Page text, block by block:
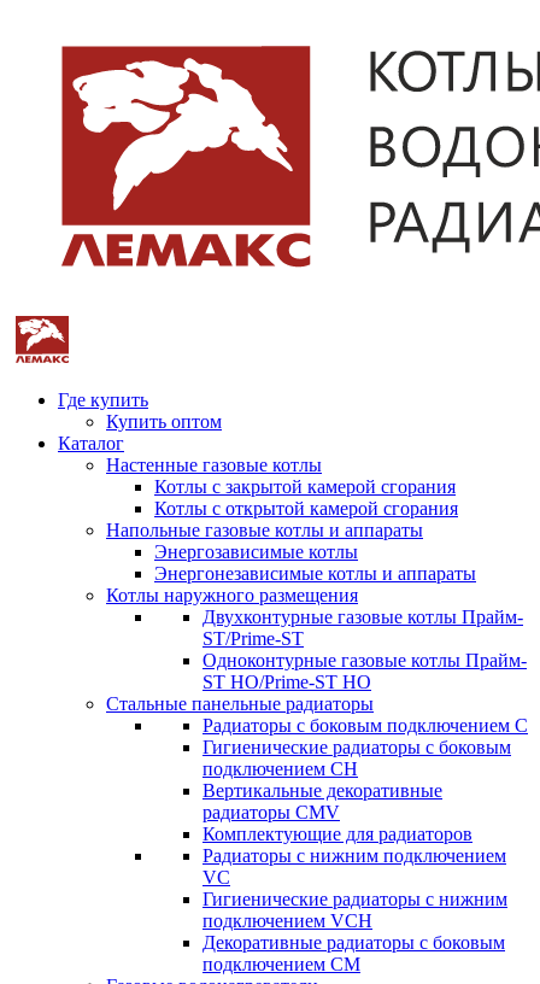
Где купить
Купить оптом
Каталог
Настенные газовые котлы
Котлы с закрытой камерой сгорания
Котлы с открытой камерой сгорания
Напольные газовые котлы и аппараты
Энергозависимые котлы
Энергонезависимые котлы и аппараты
Котлы наружного размещения
Двухконтурные газовые котлы Прайм-
ST/Prime-ST
Одноконтурные газовые котлы Прайм-
ST HO/Prime-ST HO
Стальные панельные радиаторы
Радиаторы c боковым подключением C
Гигиенические радиаторы c боковым
подключением CH
Вертикальные декоративные
радиаторы CMV
Комплектующие для радиаторов
Радиаторы c нижним подключением
VC
Гигиенические радиаторы c нижним
подключением VCH
Декоративные радиаторы с боковым
подключением CM